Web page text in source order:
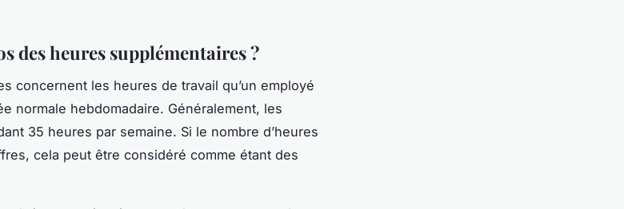
des heures supplémentaires ?
concernent les heures de travail qu’un employé
normale hebdomadaire. Généralement, les
35 heures par semaine. Si le nombre d’heures
cela peut être considéré comme étant des